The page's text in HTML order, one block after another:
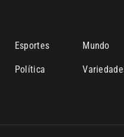
– CNPJ: 01.773.119.0001-60